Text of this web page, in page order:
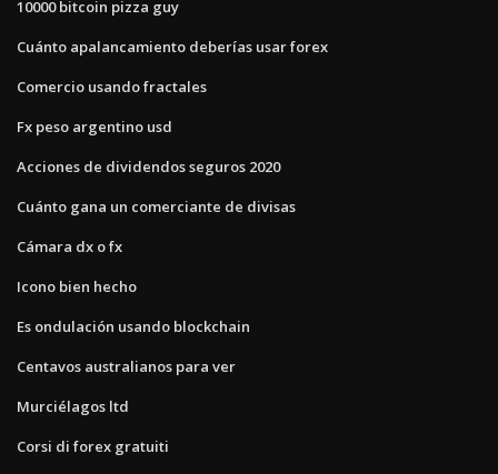
10000 bitcoin pizza guy
Cuánto apalancamiento deberías usar forex
Comercio usando fractales
Fx peso argentino usd
Acciones de dividendos seguros 2020
Cuánto gana un comerciante de divisas
Cámara dx o fx
Icono bien hecho
Es ondulación usando blockchain
Centavos australianos para ver
Murciélagos ltd
Corsi di forex gratuiti